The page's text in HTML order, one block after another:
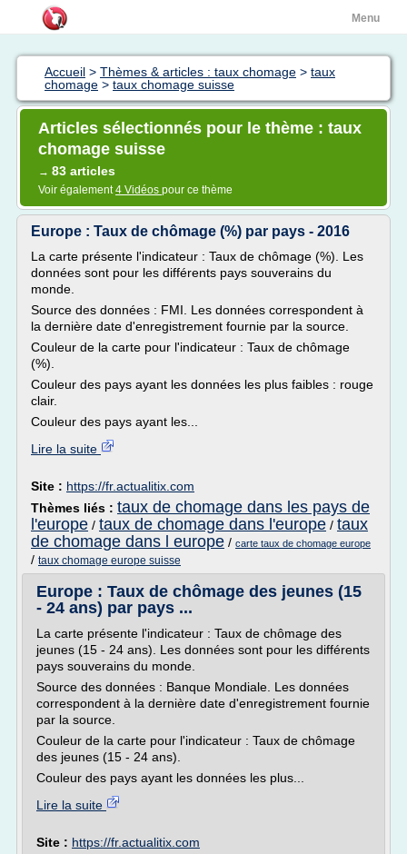
Menu
Accueil > Thèmes & articles : taux chomage > taux
chomage > taux chomage suisse
Articles sélectionnés pour le thème : taux
chomage suisse
→ 83 articles
Voir également4 Vidéos pour ce thème
Europe : Taux de chômage (%) par pays - 2016
La carte présente l'indicateur : Taux de chômage (%). Les
données sont pour les différents pays souverains du
monde.
Source des données : FMI. Les données correspondent à
la dernière date d'enregistrement fournie par la source.
Couleur de la carte pour l'indicateur : Taux de chômage
(%).
Couleur des pays ayant les données les plus faibles : rouge
clair.
Couleur des pays ayant les...
Lire la suite
Site : https://fr.actualitix.com
Thèmes liés : taux de chomage dans les pays de
l'europe / taux de chomage dans l'europe / taux
de chomage dans l europe / carte taux de chomage europe
/ taux chomage europe suisse
Europe : Taux de chômage des jeunes (15
- 24 ans) par pays ...
La carte présente l'indicateur : Taux de chômage des
jeunes (15 - 24 ans). Les données sont pour les différents
pays souverains du monde.
Source des données : Banque Mondiale. Les données
correspondent à la dernière date d'enregistrement fournie
par la source.
Couleur de la carte pour l'indicateur : Taux de chômage
des jeunes (15 - 24 ans).
Couleur des pays ayant les données les plus...
Lire la suite
Site : https://fr.actualitix.com